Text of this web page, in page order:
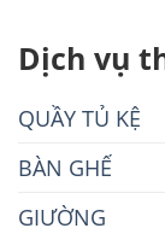
Dịch vụ
QUẦY TỦ KỆ
BÀN GHẾ
GIƯỜNG